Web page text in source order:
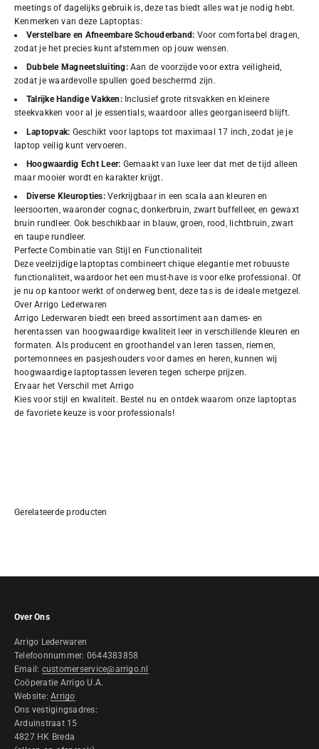
meetings of dagelijks gebruik is, deze tas biedt alles wat je nodig hebt.
Kenmerken van deze Laptoptas:
Verstelbare en Afneembare Schouderband: Voor comfortabel dragen,
zodat je het precies kunt afstemmen op jouw wensen.
Dubbele Magneetsluiting:Aan de voorzijde voor extra veiligheid,
zodat je waardevolle spullen goed beschermd zijn.
Talrijke Handige Vakken:Inclusief grote ritsvakken en kleinere
steekvakken voor al je essentials, waardoor alles georganiseerd blijft.
Laptopvak: Geschikt voor laptops tot maximaal 17 inch, zodat je je
laptop veilig kunt vervoeren.
Hoogwaardig Echt Leer: Gemaakt van luxe leer dat met de tijd alleen
maar mooier wordt en karakter krijgt.
Diverse Kleuropties:Verkrijgbaar in een scala aan kleuren en
leersoorten, waaronder cognac, donkerbruin, zwart buffelleer, en gewaxt
bruin rundleer. Ook beschikbaar in blauw, groen, rood, lichtbruin, zwart
en taupe rundleer.
Perfecte Combinatie van Stijl en Functionaliteit
Deze veelzijdige laptoptas combineert chique elegantie met robuuste
functionaliteit, waardoor het een must-have is voor elke professional. Of
je nu op kantoor werkt of onderweg bent, deze tas is de ideale metgezel.
Over Arrigo Lederwaren
Arrigo Lederwaren biedt een breed assortiment aan dames- en
herentassen van hoogwaardige kwaliteit leer in verschillende kleuren en
formaten. Als producent en groothandel van leren tassen, riemen,
portemonnees en pasjeshouders voor dames en heren, kunnen wij
hoogwaardige laptoptassen leveren tegen scherpe prijzen.
Ervaar het Verschil met Arrigo
Kies voor stijl en kwaliteit. Bestel nu en ontdek waarom onze laptoptas
de favoriete keuze is voor professionals!
Over Ons
Arrigo Lederwaren
Telefoonnummer: 0644383858
Email: customerservice@arrigo.nl
Coöperatie Arrigo U.A.
Website:Arrigo
Ons vestigingsadres:
Arduinstraat 15
4827 HK Breda